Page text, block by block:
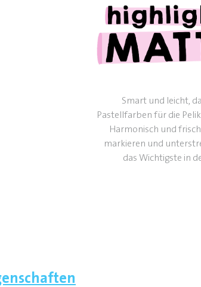
Smart und leicht,
Pastellfarben für die
Harmonisch und
markieren und
das Wichtigste in